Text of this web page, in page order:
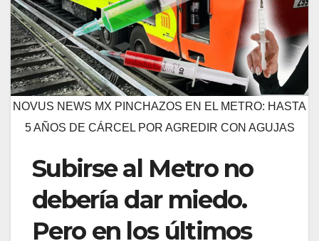
NOVUS NEWS MX PINCHAZOS EN EL METRO: HASTA
5 AÑOS DE CÁRCEL POR AGREDIR CON AGUJAS
Subirse al Metro no
debería dar miedo.
Pero en los últimos